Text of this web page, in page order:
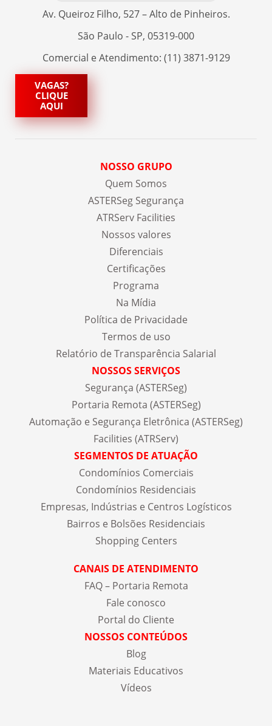
Av. Queiroz Filho, 527 – Alto de Pinheiros.
São Paulo - SP, 05319-000
Comercial e Atendimento: (11) 3871-9129
VAGAS?
CLIQUE
AQUI
NOSSO GRUPO
Quem Somos
ASTERSeg Segurança
ATRServ Facilities
Nossos valores
Diferenciais
Certificações
Programa
Na Mídia
Política de Privacidade
Termos de uso
Relatório de Transparência Salarial
NOSSOS SERVIÇOS
Segurança (ASTERSeg)
Portaria Remota (ASTERSeg)
Automação e Segurança Eletrônica (ASTERSeg)
Facilities (ATRServ)
SEGMENTOS DE ATUAÇÃO
Condomínios Comerciais
Condomínios Residenciais
Empresas, Indústrias e Centros Logísticos
Bairros e Bolsões Residenciais
Shopping Centers
CANAIS DE ATENDIMENTO
FAQ – Portaria Remota
Fale conosco
Portal do Cliente
NOSSOS CONTEÚDOS
Blog
Materiais Educativos
Vídeos